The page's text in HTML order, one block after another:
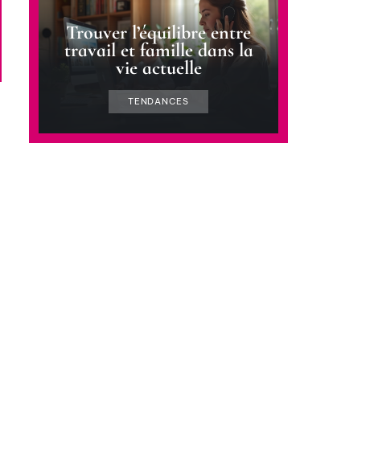
Trouver l’équilibre entre
travail et famille dans la
vie actuelle
TENDANCES